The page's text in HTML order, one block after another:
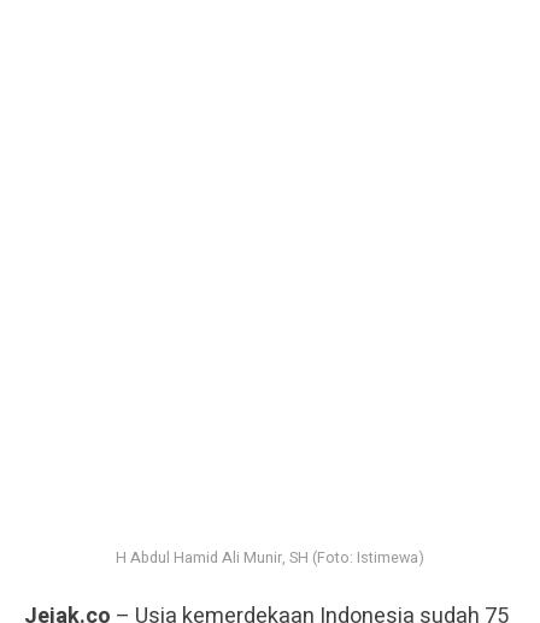
H Abdul Hamid Ali Munir, SH (Foto: Istimewa)
Jejak.co – Usia kemerdekaan Indonesia sudah 75